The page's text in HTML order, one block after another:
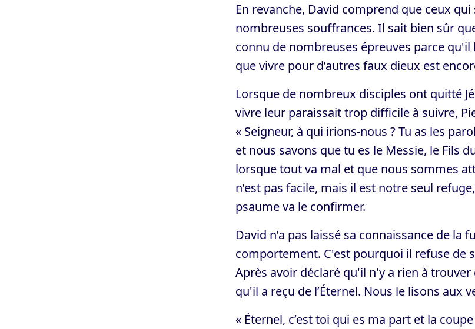
En revanche, David comprend que ceux
nombreuses souffrances. Il sait bien sûr
connu de nombreuses épreuves parce
que vivre pour d’autres faux dieux est
Lorsque de nombreux disciples ont quitté
vivre leur paraissait trop difficile à suivre,
« Seigneur, à qui irions-nous ? Tu as les
et nous savons que tu es le Messie, le Fils
lorsque tout va mal et que nous sommes
n’est pas facile, mais il est notre seul
psaume va le confirmer.
David n’a pas laissé sa connaissance de
comportement. C'est pourquoi il refuse de
Après avoir déclaré qu'il n'y a rien à
qu'il a reçu de l’Éternel. Nous le lisons aux
« Éternel, c’est toi qui es ma part et la